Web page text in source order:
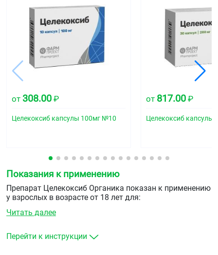
от 308.00 ₽
Целекоксиб капсулы 100мг №10
от 817.00 ₽
Целекоксиб капсулы
Показания к применению
Препарат Целекоксиб Органика показан к применению
у взрослых в возрасте от 18 лет для:
симптоматического лечения хронического
окружающих их тканей, сопровождающегося
болью (остеоартроз)
Читать далее
Перейти к инструкции